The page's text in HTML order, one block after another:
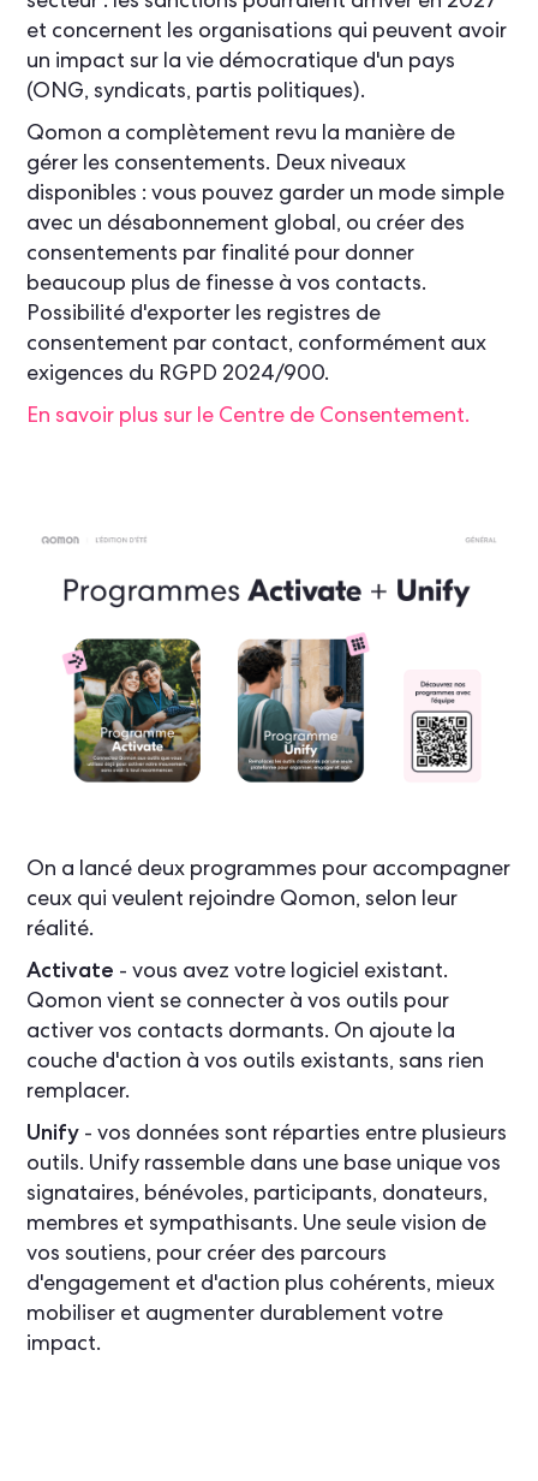
et concernent les organisations qui peuvent avoir
un impact sur la vie démocratique d'un pays
(ONG, syndicats, partis politiques).
Qomon a complètement revu la manière de
gérer les consentements. Deux niveaux
disponibles : vous pouvez garder un mode simple
avec un désabonnement global, ou créer des
consentements par finalité pour donner
beaucoup plus de finesse à vos contacts.
Possibilité d'exporter les registres de
consentement par contact, conformément aux
exigences du RGPD 2024/900.
En savoir plus sur le Centre de Consentement.
On a lancé deux programmes pour accompagner
ceux qui veulent rejoindre Qomon, selon leur
réalité.
Activate - vous avez votre logiciel existant.
Qomon vient se connecter à vos outils pour
activer vos contacts dormants. On ajoute la
couche d'action à vos outils existants, sans rien
remplacer.
Unify - vos données sont réparties entre plusieurs
outils. Unify rassemble dans une base unique vos
signataires, bénévoles, participants, donateurs,
membres et sympathisants. Une seule vision de
vos soutiens, pour créer des parcours
d'engagement et d'action plus cohérents, mieux
mobiliser et augmenter durablement votre
impact.